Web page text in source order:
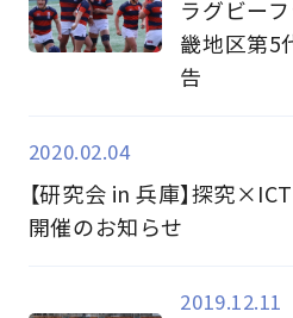
ラグビー
畿地区第5
告
2020.02.04
【研究会 in 兵庫】探究
開催のお知らせ
2019.12.11